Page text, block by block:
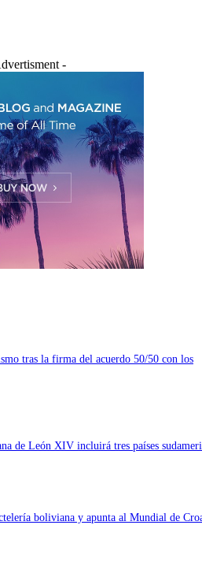
-
tras la firma del acuerdo 50/50 con los
de León XIV incluirá tres países
boliviana y apunta al Mundial de